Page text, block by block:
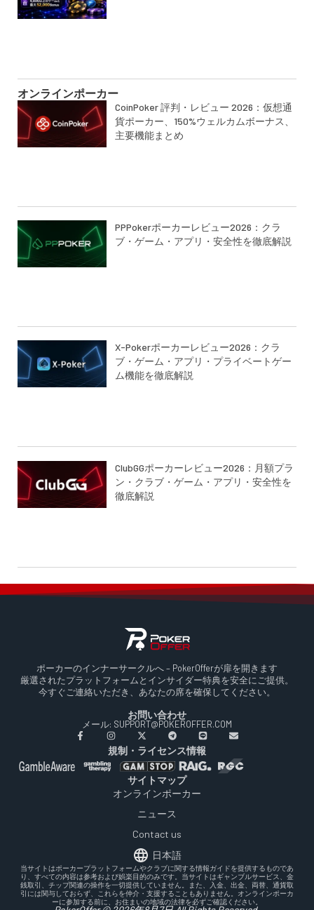
オンラインポーカー
CoinPoker 評判・レビュー 2026：仮想通
貨ポーカー、150%ウェルカムボーナス、
主要機能まとめ
PPPokerポーカーレビュー2026：クラ
ブ・ゲーム・アプリ・安全性を徹底解説
X-Pokerポーカーレビュー2026：クラ
ブ・ゲーム・アプリ・プライベートゲー
ム機能を徹底解説
ClubGGポーカーレビュー2026：月額プラ
ン・クラブ・ゲーム・アプリ・安全性を
徹底解説
ポーカーのインナーサークルへ – PokerOfferが扉を開きます
厳選されたプラットフォームとインサイダー特典を安全にご提供。
今すぐご連絡いただき、あなたの席を確保してください。
お問い合わせ
メール: SUPPORT@POKEROFFER.COM
規制・ライセンス情報
サイトマップ
オンラインポーカー
ニュース
Contact us
日本語
当サイトはポーカープラットフォームやクラブに関する情報ガイドを提供するものであ
り、すべての内容は参考および娯楽目的のみです。当サイトはギャンブルサービス、金
銭取引、チップ関連の操作を一切提供していません。また、入金、出金、両替、通貨取
引には関与しておらず、これらを仲介・支援することもありません。オンラインポーカ
ーに参加する前に、お住まいの地域の法律を必ずご確認ください。